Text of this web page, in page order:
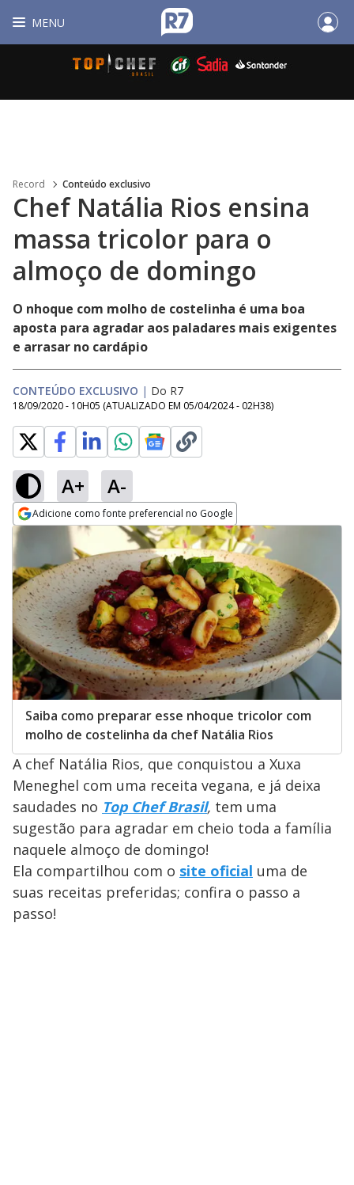
MENU
Record Conteúdo exclusivo
Chef Natália Rios ensina
massa tricolor para o
almoço de domingo
O nhoque com molho de costelinha é uma boa
aposta para agradar aos paladares mais exigentes
e arrasar no cardápio
CONTEÚDO EXCLUSIVO | Do R7
18/09/2020 - 10H05 (ATUALIZADO EM 05/04/2024 - 02H38)
A+ A-
Adicione como fonte preferencial no Google
Opens in new window
Saiba como preparar esse nhoque tricolor com
molho de costelinha da chef Natália Rios
A chef Natália Rios, que conquistou a Xuxa
Meneghel com uma receita vegana, e já deixa
saudades no Top Chef Brasil, tem uma
sugestão para agradar em cheio toda a família
naquele almoço de domingo!
Ela compartilhou com o site oficial uma de
suas receitas preferidas; confira o passo a
passo!